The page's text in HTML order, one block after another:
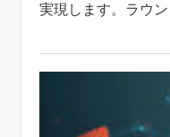
実現します。ラウ